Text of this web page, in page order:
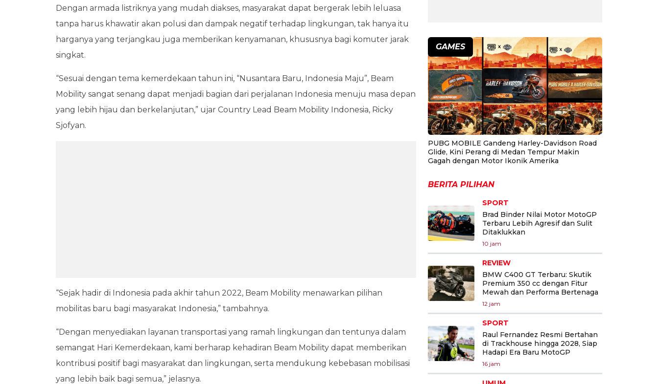
Dengan armada listriknya yang mudah diakses, masyarakat dapat bergerak lebih leluasa
tanpa harus khawatir akan polusi dan dampak negatif terhadap lingkungan, tak hanya itu
harganya yang terjangkau juga memberikan kenyamanan, khususnya bagi komuter jarak
singkat.
“Sesuai dengan tema kemerdekaan tahun ini, “Nusantara Baru, Indonesia Maju”, Beam
Mobility sangat senang dapat menjadi bagian dari perjalanan Indonesia menuju masa depan
yang lebih hijau dan berkelanjutan,” ujar Country Lead Beam Mobility Indonesia, Ricky
Sjofyan.
“Sejak hadir di Indonesia pada akhir tahun 2022, Beam Mobility menawarkan pilihan
mobilitas baru bagi masyarakat Indonesia,” tambahnya.
“Dengan menyediakan layanan transportasi yang ramah lingkungan dan tentunya dalam
semangat Hari Kemerdekaan, kami berharap kehadiran Beam Mobility dapat memberikan
kontribusi positif bagi masyarakat dan lingkungan, serta mendukung kebebasan mobilisasi
yang lebih baik bagi semua,” jelasnya.
GAMES
PUBG MOBILE Gandeng Harley-Davidson Road
Glide, Kini Perang di Medan Tempur Makin
Gagah dengan Motor Ikonik Amerika
BERITA PILIHAN
SPORT
Brad Binder Nilai Motor MotoGP
Terbaru Lebih Agresif dan Sulit
Ditaklukkan
10 jam
REVIEW
BMW C400 GT Terbaru: Skutik
Premium 350 cc dengan Fitur
Mewah dan Performa Bertenaga
12 jam
SPORT
Raul Fernandez Resmi Bertahan
di Trackhouse hingga 2028, Siap
Hadapi Era Baru MotoGP
16 jam